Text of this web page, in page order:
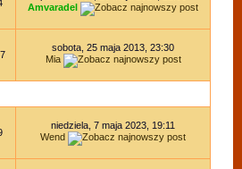
Amvaradel
sobota, 25 maja 2013, 23:30
Mia
niedziela, 7 maja 2023, 19:11
Wend